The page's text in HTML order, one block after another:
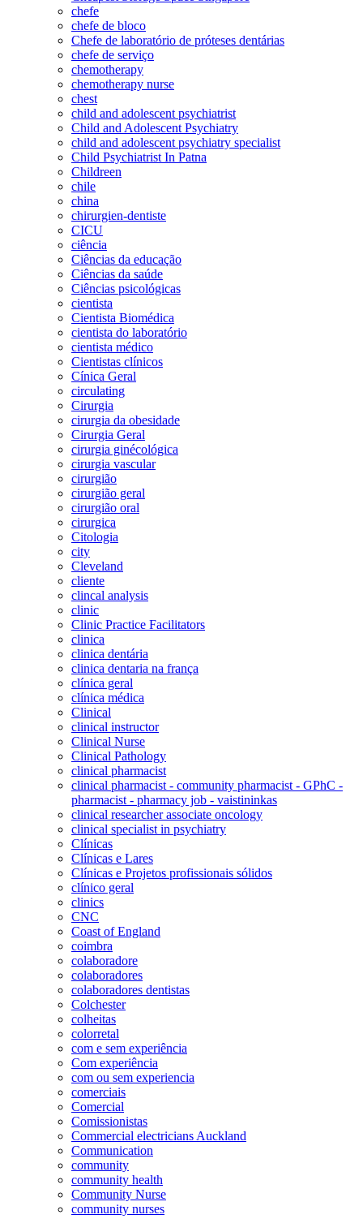
chefe
chefe de bloco
Chefe de laboratório de próteses dentárias
chefe de serviço
chemotherapy
chemotherapy nurse
chest
child and adolescent psychiatrist
Child and Adolescent Psychiatry
child and adolescent psychiatry specialist
Child Psychiatrist In Patna
Childreen
chile
china
chirurgien-dentiste
CICU
ciência
Ciências da educação
Ciências da saúde
Ciências psicológicas
cientista
Cientista Biomédica
cientista do laboratório
cientista médico
Cientistas clínicos
Cínica Geral
circulating
Cirurgia
cirurgia da obesidade
Cirurgia Geral
cirurgia ginécológica
cirurgia vascular
cirurgião
cirurgião geral
cirurgião oral
cirurgica
Citologia
city
Cleveland
cliente
clincal analysis
clinic
Clinic Practice Facilitators
clinica
clinica dentária
clinica dentaria na frança
clínica geral
clínica médica
Clinical
clinical instructor
Clinical Nurse
Clinical Pathology
clinical pharmacist
clinical pharmacist - community pharmacist - GPhC -
pharmacist - pharmacy job - vaistininkas
clinical researcher associate oncology
clinical specialist in psychiatry
Clínicas
Clínicas e Lares
Clínicas e Projetos profissionais sólidos
clínico geral
clinics
CNC
Coast of England
coimbra
colaboradore
colaboradores
colaboradores dentistas
Colchester
colheitas
colorretal
com e sem experiência
Com experiência
com ou sem experiencia
comerciais
Comercial
Comissionistas
Commercial electricians Auckland
Communication
community
community health
Community Nurse
community nurses